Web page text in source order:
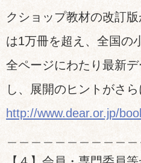
クショップ教材の改訂
は1万冊を超え、全国の
全ページにわたり最新
し、展開のヒントがさ
http://www.dear.or.jp/
＿＿＿＿＿＿＿＿＿＿